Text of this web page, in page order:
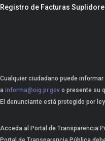
Registro de Facturas
Cualquier ciudadano puede
ainforma@oig.pr.gov o presente su
El denunciante está protegido por
Acceda al Portal de Transparencia